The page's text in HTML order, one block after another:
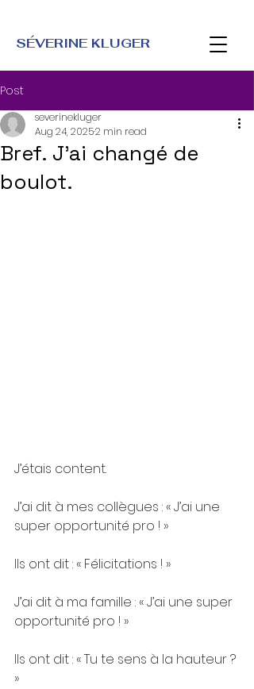
SÉVERINE KLUGER
Post
Bref. J’ai changé de
boulot.
severinekluger
Aug 24, 20252 min read
J’étais content.
J’ai dit à mes collègues : « J’ai une
super opportunité pro ! »
Ils ont dit : « Félicitations ! »
J’ai dit à ma famille : « J’ai une super
opportunité pro ! »
Ils ont dit : « Tu te sens à la hauteur ?
»